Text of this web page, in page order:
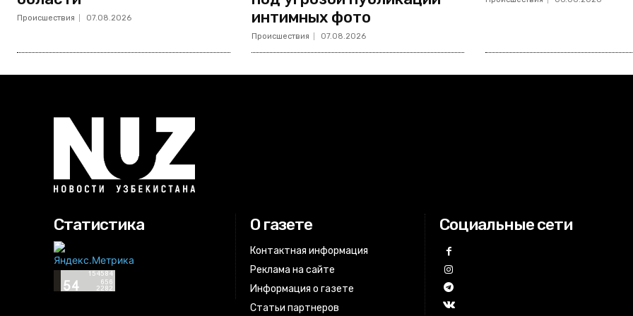
Происшествия 07.08.2026
интимных фото
Происшествия 07.08.2026
Статистика О газете
Контактная информация
Реклама на сайте
Информация о газете
Статьи партнеров
Социальные сети